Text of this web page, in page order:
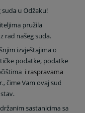
u Odžaku!
pružila
rad našeg suda.
izvještajima o
podatke, podatke
i raspravama
, čime Vam ovaj sud
sastanicima sa